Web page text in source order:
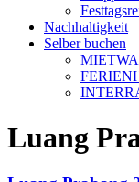
Nachhaltigkeit
Selber buchen
Luang